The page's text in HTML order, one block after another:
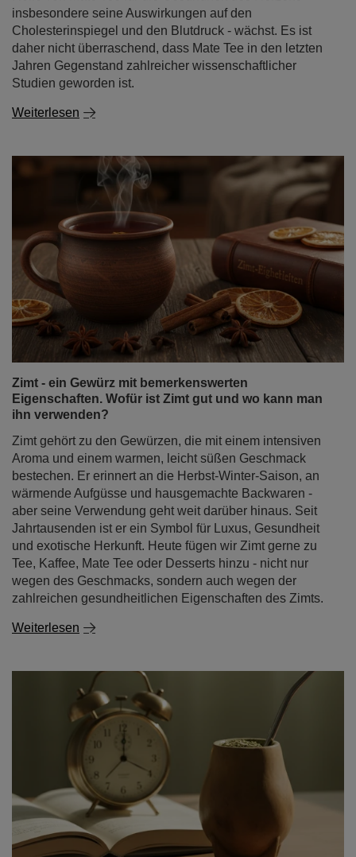
Studien geworden ist.
Weiterlesen
Zimt - ein Gewürz mit bemerkenswerten
Eigenschaften. Wofür ist Zimt gut und wo kann man
ihn verwenden?
Zimt gehört zu den Gewürzen, die mit einem intensiven
Aroma und einem warmen, leicht süßen Geschmack
bestechen. Er erinnert an die Herbst-Winter-Saison, an
wärmende Aufgüsse und hausgemachte Backwaren -
aber seine Verwendung geht weit darüber hinaus. Seit
Jahrtausenden ist er ein Symbol für Luxus, Gesundheit
und exotische Herkunft. Heute fügen wir Zimt gerne zu
Tee, Kaffee, Mate Tee oder Desserts hinzu - nicht nur
wegen des Geschmacks, sondern auch wegen der
zahlreichen gesundheitlichen Eigenschaften des Zimts.
Weiterlesen
Mate Tee am Morgen oder am Abend? Der Schlüssel
zu einem gesunden Schlaf